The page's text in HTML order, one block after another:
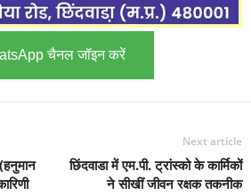
चैनल जॉइन करें
Next article
छिंदवाडा में एम.पी. ट्रांस्को के कार्मिकों
ने सीखीं जीवन रक्षक तकनीक